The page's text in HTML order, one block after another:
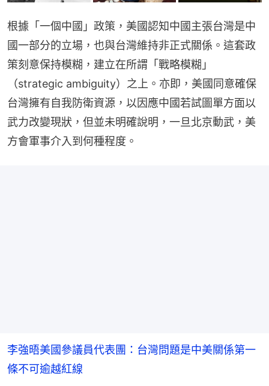
根據「一個中國」政策，美國認知中國主張台灣是中
國一部分的立場，也與台灣維持非正式關係。這套政
策刻意保持模糊，建立在所謂「戰略模糊」
（strategic ambiguity）之上。亦即，美國同意確保
台灣擁有自我防衛資源，以因應中國若試圖單方面以
武力改變現狀，但並未明確說明，一旦北京動武，美
方會軍事介入到何種程度。
李強晤美國參議員代表團：台灣問題是中美關係第一
條不可逾越紅線